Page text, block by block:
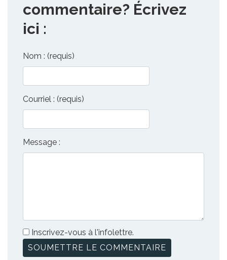
commentaire? Écrivez
ici :
Nom : (requis)
Courriel : (requis)
Message :
Inscrivez-vous à l'infolettre.